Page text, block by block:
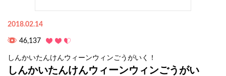
2018.02.14
46,137
しんかいたんけんウィーンウィンごうがいく！
しんかいたんけんウィーンウィンごうがい